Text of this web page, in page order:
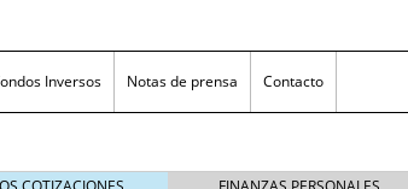
Inversos Notas de prensa Contacto